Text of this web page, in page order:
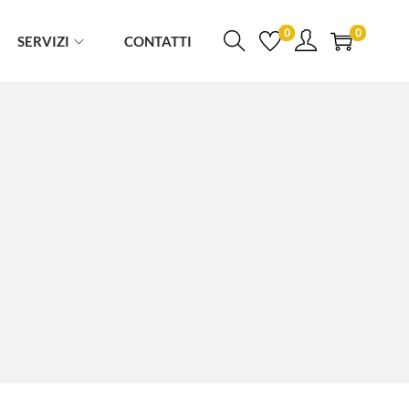
SERVIZI CONTATTI 0 0